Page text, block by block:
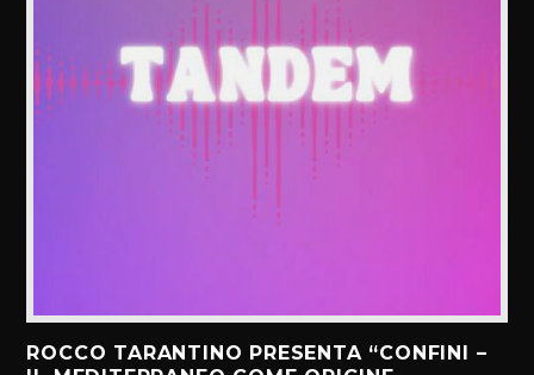
ROCCO TARANTINO PRESENTA “CONFINI –